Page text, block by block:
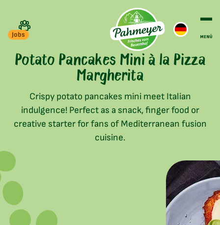
Jobs
Potato Pancakes Mini à la Pizza
Margherita
Crispy potato pancakes mini meet Italian
indulgence! Perfect as a snack, finger food or
creative starter for fans of Mediterranean fusion
cuisine.